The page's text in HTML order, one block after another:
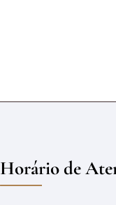
Horário de